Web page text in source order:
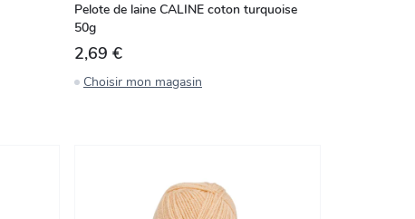
Pelote de laine CALINE coton turquoise
50g
2,69 €
Choisir mon magasin